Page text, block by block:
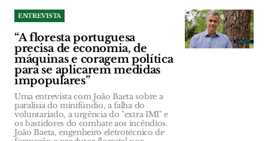
ENTREVISTA
“A floresta portuguesa
precisa de economia, de
máquinas e coragem política
para se aplicarem medidas
impopulares”
Uma entrevista com João Baeta sobre a
paralisia do minifúndio, a falha do
voluntariado, a urgência do "extra IMI" e
os bastidores do combate aos incêndios.
João Baeta, engenheiro eletrotécnico de